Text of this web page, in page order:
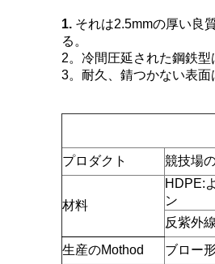
1. それは2.5mmの厚い良
る。
2。冷間圧延された鋼鉄型
3。耐久、錆つかない表面
プロダクト 競技場
材料
HDPE:
ン
反紫外
生産のMothod
ブロー